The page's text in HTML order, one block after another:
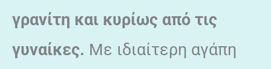
γρανίτη και κυρίως από τις
γυναίκες. Με ιδιαίτερη αγάπη